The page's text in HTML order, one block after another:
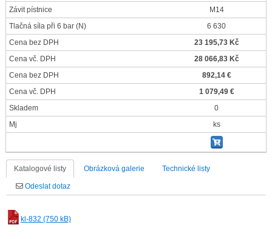
Závit pístnice
M14
Tlačná síla při 6 bar (N)
6 630
Cena bez DPH
23 195,73 Kč
Cena vč. DPH
28 066,83 Kč
Cena bez DPH
892,14 €
Cena vč. DPH
1 079,49 €
Skladem
0
Mj
ks
Katalogové listy Obrázková galerie Technické listy
Odeslat dotaz
kl-832 (750 kB)